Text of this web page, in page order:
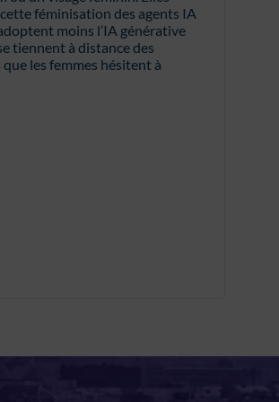
féminisation des agents IA
moins l’IA générative
tiennent à distance des
les femmes hésitent à